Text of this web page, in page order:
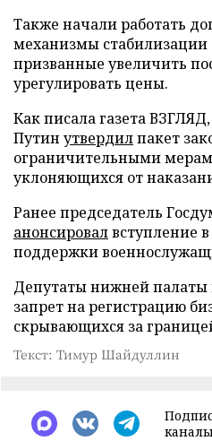
Также начали работать
механизмы стабилизации
призванные увеличить
урегулировать цены.
Как писала газета
Путин утвердилпакет
ограничительными
уклоняющихся от
Ранее председатель
анонсировалвступление
поддержки
Депутаты нижней палаты
запрет на регистрацию
скрывающихся за
Текст: Тимур Шайдуллин